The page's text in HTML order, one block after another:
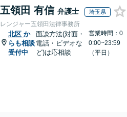
五領田 有信 弁護士 埼玉県
レンジャー五領田法律事務所
北区 か
らも相談
受付中
面談方法(対面・
電話・ビデオな
ど)は応相談
営業時間：0
0:00~23:59
（平日）